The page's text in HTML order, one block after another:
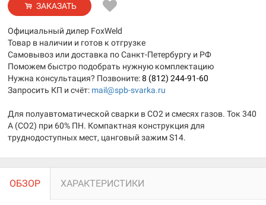
ЗАКАЗАТЬ
Официальный дилер FoxWeld
Товар в наличии и готов к отгрузке
Самовывоз или доставка по Санкт-Петербургу и РФ
Поможем быстро подобрать нужную комплектацию
Нужна консультация? Позвоните:8 (812) 244-91-60
Запросить КП и счёт: mail@spb-svarka.ru
Для полуавтоматической сварки в CO2 и смесях газов. Ток 340
А (CO2) при 60% ПН. Компактная конструкция для
труднодоступных мест, цанговый зажим S14.
ОБЗОР ХАРАКТЕРИСТИКИ